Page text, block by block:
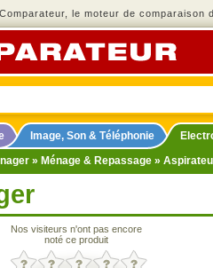
le moteur de comparaison
Image, Son & Téléphonie
» Ménage & Repassage »
Nos visiteurs n'ont pas encore
noté ce produit